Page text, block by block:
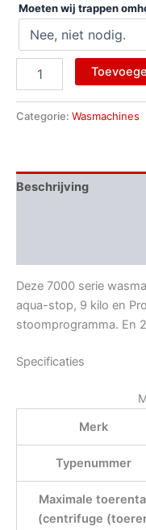
Moeten wij trappen
Categorie: Wasmachines
Beschrijving
Deze 7000 serie
aqua-stop, 9 kilo en
stoomprogramma. En
Specificaties
Merk
Typenummer
Maximale
(centrifuge